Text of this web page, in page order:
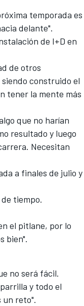
temporada es
delante".
de I+D en
de otros
construido el
tener la mente más
que no harían
resultado y luego
Necesitan
a finales de julio y
tiempo.
el pitlane, por lo
bien".
no será fácil.
y todo el
un reto".